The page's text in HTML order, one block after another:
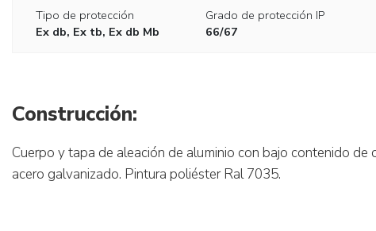
Tipo de protección
Ex db, Ex tb, Ex db Mb
Grado de protección IP
66/67
Construcción:
Cuerpo y tapa de aleación de aluminio con bajo contenido
acero galvanizado. Pintura poliéster Ral 7035.